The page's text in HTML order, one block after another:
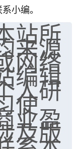
小编。
站所
来源
网络
编辑
人研
使
业盈
及版